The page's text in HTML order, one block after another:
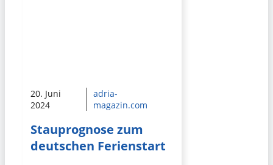
20. Juni
2024
adria-
magazin.com
Stauprognose zum
deutschen Ferienstart